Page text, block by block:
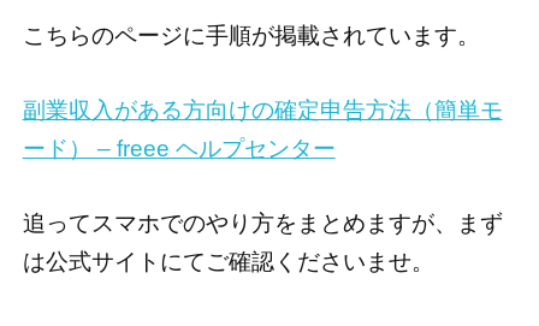
こちらのページに手順が掲載されています。
副業収入がある方向けの確定申告方法（簡単モ
ード） – freee ヘルプセンター
追ってスマホでのやり方をまとめますが、まず
は公式サイトにてご確認くださいませ。